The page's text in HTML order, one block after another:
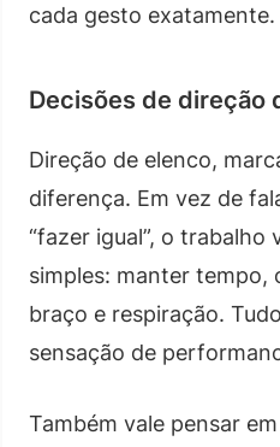
cada gesto exatamente.
Decisões de direção
Direção de elenco,
diferença. Em vez de
“fazer igual”, o trabalho
simples: manter tempo,
braço e respiração.
sensação de
Também vale pensar